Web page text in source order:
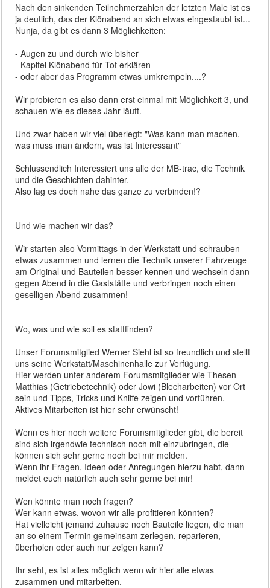
Nach den sinkenden Teilnehmerzahlen der letzten Male ist es
ja deutlich, das der Klönabend an sich etwas eingestaubt ist...
Nunja, da gibt es dann 3 Möglichkeiten:
- Augen zu und durch wie bisher
- Kapitel Klönabend für Tot erklären
- oder aber das Programm etwas umkrempeln....?
Wir probieren es also dann erst einmal mit Möglichkeit 3, und
schauen wie es dieses Jahr läuft.
Und zwar haben wir viel überlegt: "Was kann man machen,
was muss man ändern, was ist Interessant"
Schlussendlich Interessiert uns alle der MB-trac, die Technik
und die Geschichten dahinter.
Also lag es doch nahe das ganze zu verbinden!?
Und wie machen wir das?
Wir starten also Vormittags in der Werkstatt und schrauben
etwas zusammen und lernen die Technik unserer Fahrzeuge
am Original und Bauteilen besser kennen und wechseln dann
gegen Abend in die Gaststätte und verbringen noch einen
geselligen Abend zusammen!
Wo, was und wie soll es stattfinden?
Unser Forumsmitglied Werner Siehl ist so freundlich und stellt
uns seine Werkstatt/Maschinenhalle zur Verfügung.
Hier werden unter anderem Forumsmitglieder wie Thesen
Matthias (Getriebetechnik) oder Jowi (Blecharbeiten) vor Ort
sein und Tipps, Tricks und Kniffe zeigen und vorführen.
Aktives Mitarbeiten ist hier sehr erwünscht!
Wenn es hier noch weitere Forumsmitglieder gibt, die bereit
sind sich irgendwie technisch noch mit einzubringen, die
können sich sehr gerne noch bei mir melden.
Wenn ihr Fragen, Ideen oder Anregungen hierzu habt, dann
meldet euch natürlich auch sehr gerne bei mir!
Wen könnte man noch fragen?
Wer kann etwas, wovon wir alle profitieren könnten?
Hat vielleicht jemand zuhause noch Bauteile liegen, die man
an so einem Termin gemeinsam zerlegen, reparieren,
überholen oder auch nur zeigen kann?
Ihr seht, es ist alles möglich wenn wir hier alle etwas
zusammen und mitarbeiten.